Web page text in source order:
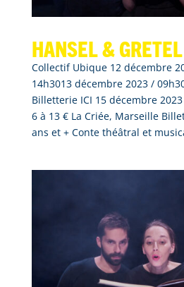
Hansel & Gretel
Collectif Ubique 12 décembre
14h3013 décembre 2023 /
Billetterie ICI 15 décembre
6 à 13 € La Criée, Marseille
ans et + Conte théâtral et